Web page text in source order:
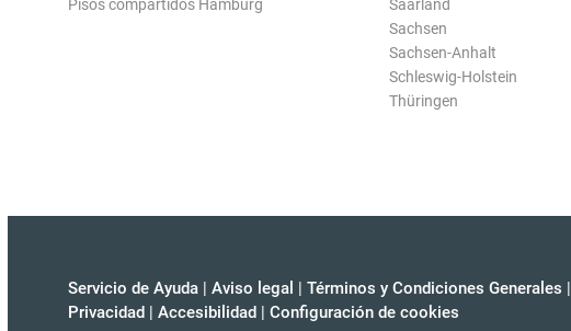
Pisos compartidos Hamburg
Saarland
Sachsen
Sachsen-Anhalt
Schleswig-Holstein
Thüringen
Servicio de Ayuda | Aviso legal | Términos y Condiciones Generales |
Privacidad | Accesibilidad | Configuración de cookies